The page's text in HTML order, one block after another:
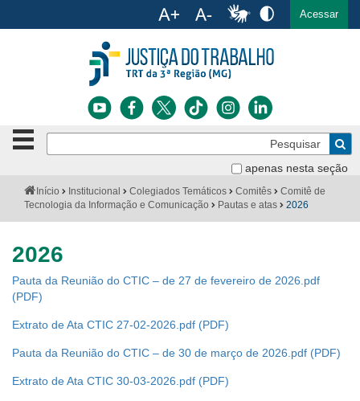
Ir para o menu Ir para a busca Ir para o rodapé
Acessar
apenas nesta seção
Botão
de
clique
ou
fechar
o
menu
Notícias
Serviços
Jurisprudência
Legislação
Ouvidoria
Você
está
Início Institucional Colegiados Temáticos Comitês
Comitê de
Tecnologia da Informação e Comunicação
Pautas e atas 2026
2026
Pauta da Reunião do CTIC – de 27 de fevereiro de 2026.pdf
Extrato de Ata CTIC 27-02-2026.pdf
Pauta da Reunião do CTIC – de 30 de março de 2026.pdf
Extrato de Ata CTIC 30-03-2026.pdf